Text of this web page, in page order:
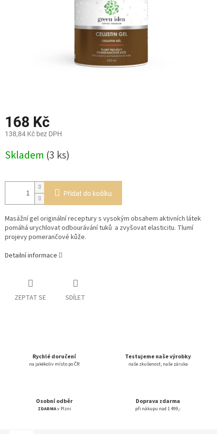
168 Kč
138,84 Kč bez DPH
cena:
Skladem (3 ks)
Přidat do košíku
Masážní gel originální receptury s vysokým obsahem aktivních látek
pomáhá urychlovat odbourávání tuků a zvyšovat elasticitu. Tlumí
projevy pomerančové kůže.
Detailní informace
ZEPTAT SE SDÍLET
Rychlé doručení
na jakékoliv místo po ČR
Testujeme naše výrobky
naše zkušenost, naše záruka
Osobní odběr
ZDARMAv Plzni
Doprava zdarma
při nákupu nad 1 499,-